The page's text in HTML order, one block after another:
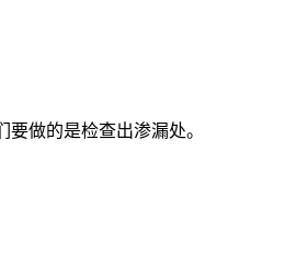
做的是检查出渗漏处。